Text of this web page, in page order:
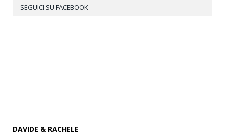
SEGUICI SU FACEBOOK
DAVIDE & RACHELE